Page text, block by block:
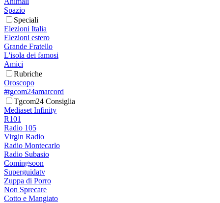
Spazio
Speciali
Elezioni Italia
Elezioni estero
Grande Fratello
L'isola dei famosi
Amici
Rubriche
Oroscopo
#tgcom24amarcord
Tgcom24 Consiglia
Mediaset Infinity
R101
Radio 105
Virgin Radio
Radio Montecarlo
Radio Subasio
Comingsoon
Superguidatv
Zuppa di Porro
Non Sprecare
Cotto e Mangiato